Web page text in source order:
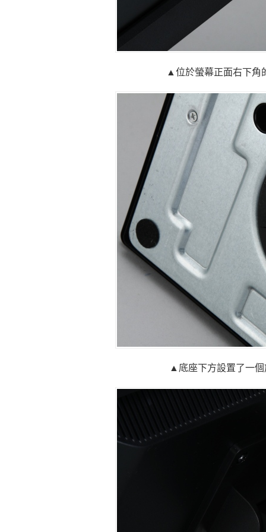
▲位於螢幕正面右下角
▲底座下方設置了一